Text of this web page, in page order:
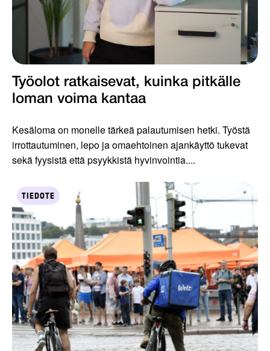
Työolot ratkaisevat, kuinka pitkälle
loman voima kantaa
Kesäloma on monelle tärkeä palautumisen hetki. Työstä
irrottautuminen, lepo ja omaehtoinen ajankäyttö tukevat
sekä fyysistä että psyykkistä hyvinvointia....
TIEDOTE